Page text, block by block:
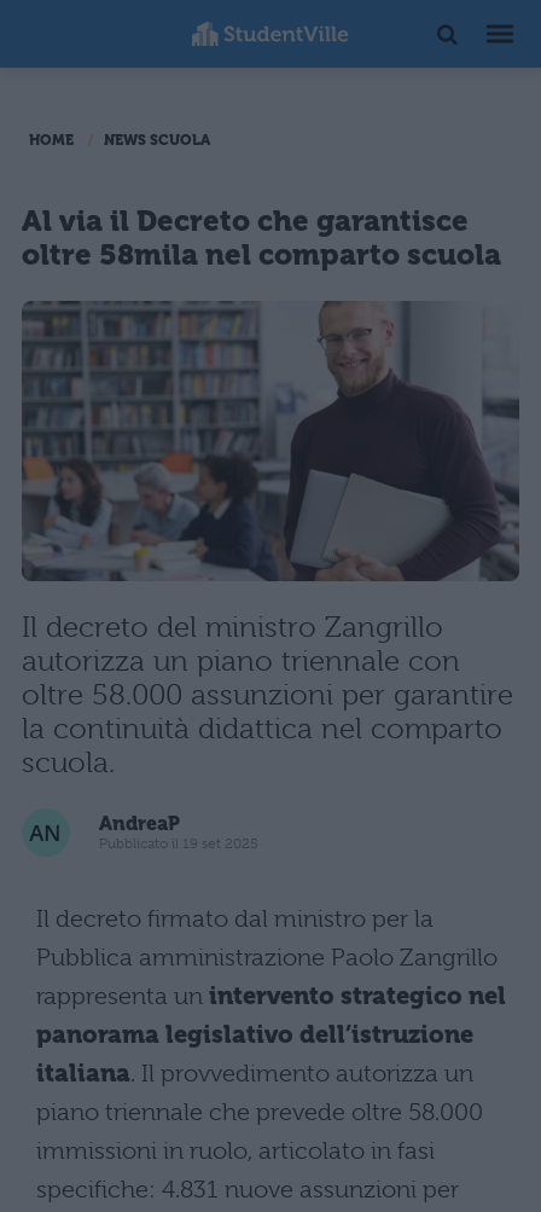
HOME NEWS SCUOLA
Al via il Decreto che garantisce
oltre 58mila nel comparto scuola
Il decreto del ministro Zangrillo
autorizza un piano triennale con
oltre 58.000 assunzioni per garantire
la continuità didattica nel comparto
scuola.
AndreaP
Pubblicato il 19 set 2025
Il decreto firmato dal ministro per la
Pubblica amministrazione Paolo Zangrillo
rappresenta un intervento strategico nel
panorama legislativo dell’istruzione
italiana. Il provvedimento autorizza un
piano triennale che prevede oltre 58.000
immissioni in ruolo, articolato in fasi
specifiche: 4.831 nuove assunzioni per